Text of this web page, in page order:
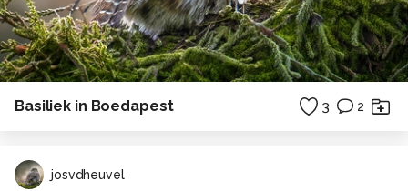
Basiliek in Boedapest 3 2
josvdheuvel